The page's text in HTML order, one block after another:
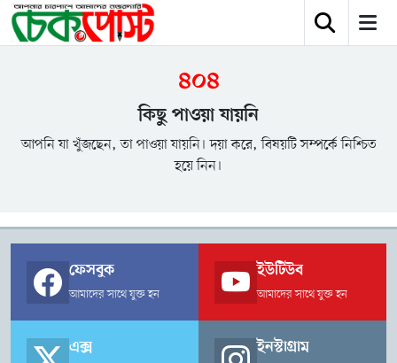
৪০৪
কিছু পাওয়া যায়নি
আপনি যা খুঁজছেন, তা পাওয়া যায়নি। দয়া করে, বিষয়টি সম্পর্কে নিশ্চিত
হয়ে নিন।
ফেসবুক
আমাদের সাথে যুক্ত হন
ইউটিউব
আমাদের সাথে যুক্ত হন
এক্স ইনস্টাগ্রাম